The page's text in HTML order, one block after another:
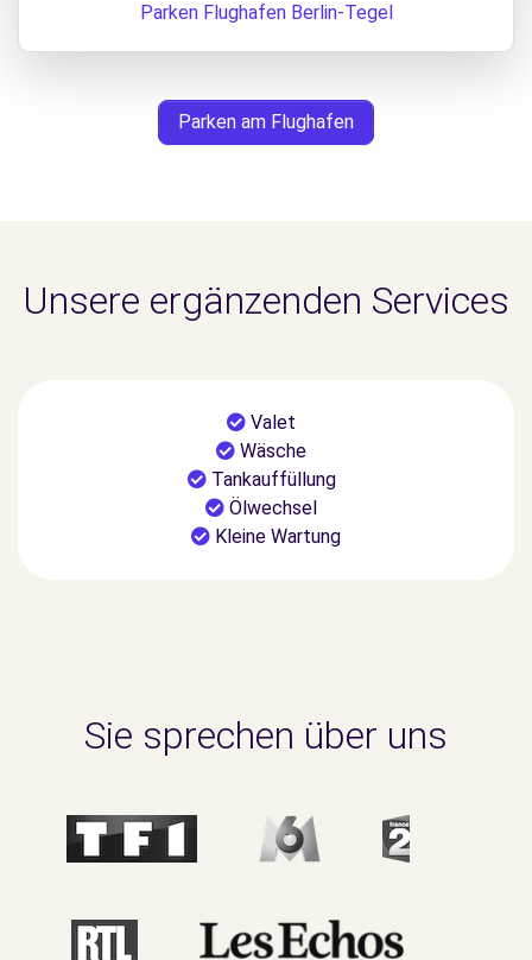
Parken Flughafen Berlin-Tegel
Parken am Flughafen
Unsere ergänzenden Services
Valet
Wäsche
Tankauffüllung
Ölwechsel
Kleine Wartung
Sie sprechen über uns